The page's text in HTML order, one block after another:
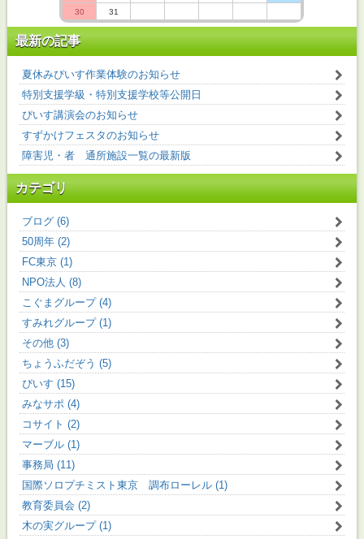
30
31
最新の記事
夏休みぴいす作業体験のお知らせ
特別支援学級・特別支援学校等公開日
ぴいす講演会のお知らせ
すずかけフェスタのお知らせ
障害児・者 通所施設一覧の最新版
カテゴリ
ブログ (6)
50周年 (2)
FC東京 (1)
NPO法人 (8)
こぐまグループ (4)
すみれグループ (1)
その他 (3)
ちょうふだぞう (5)
ぴいす (15)
みなサポ (4)
コサイト (2)
マーブル (1)
事務局 (11)
国際ソロプチミスト東京 調布ローレル (1)
教育委員会 (2)
木の実グループ (1)